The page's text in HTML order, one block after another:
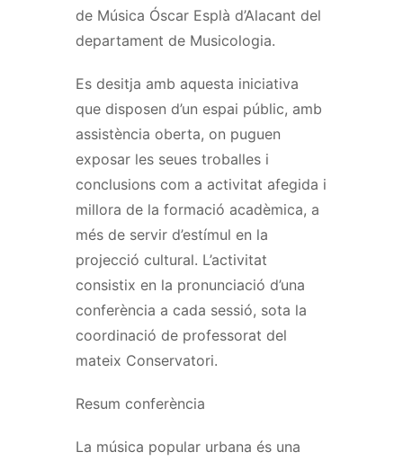
de Música Óscar Esplà d’Alacant del
departament de Musicologia.
Es desitja amb aquesta iniciativa
que disposen d’un espai públic, amb
assistència oberta, on puguen
exposar les seues troballes i
conclusions com a activitat afegida i
millora de la formació acadèmica, a
més de servir d’estímul en la
projecció cultural. L’activitat
consistix en la pronunciació d’una
conferència a cada sessió, sota la
coordinació de professorat del
mateix Conservatori.
Resum conferència
La música popular urbana és una